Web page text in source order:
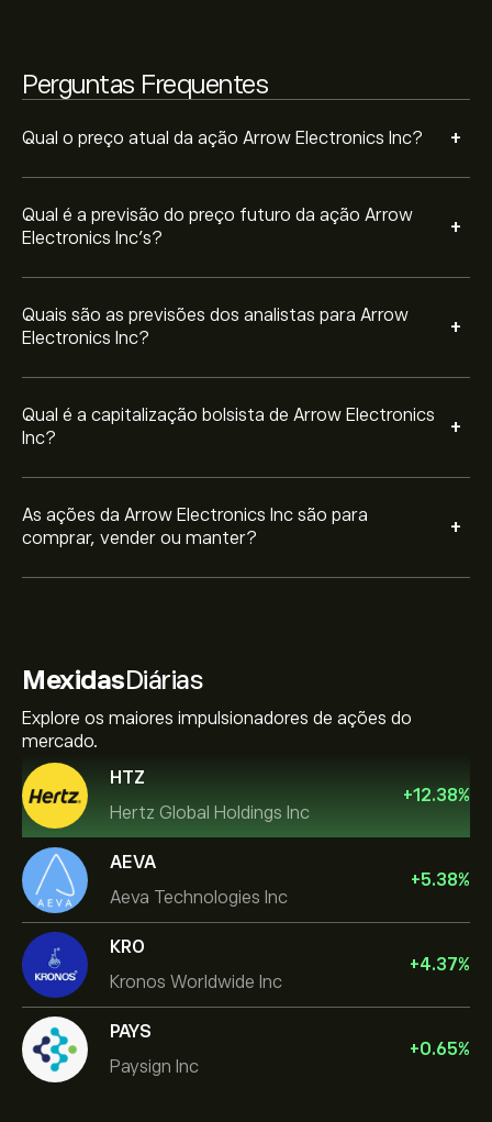
Perguntas Frequentes
Qual o preço atual da ação Arrow Electronics Inc? +
Qual é a previsão do preço futuro da ação Arrow
Electronics Inc’s?
+
Quais são as previsões dos analistas para Arrow
Electronics Inc?
+
Qual é a capitalização bolsista de Arrow Electronics
Inc?
+
As ações da Arrow Electronics Inc são para
comprar, vender ou manter?
+
ARW nos últimos 3 meses, o consenso geral é Manter.
MexidasDiárias
Explore os maiores impulsionadores de ações do
mercado.
HTZ
Hertz Global Holdings Inc
+12.38%
AEVA
Aeva Technologies Inc
+5.38%
KRO
Kronos Worldwide Inc
+4.37%
PAYS
Paysign Inc
+0.65%